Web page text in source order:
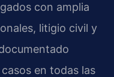
con amplia
litigio civil y
en todas las